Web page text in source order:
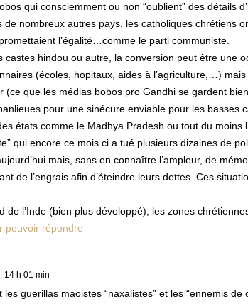
qui consciemment ou non “oublient” des détails
de nombreux autres pays, les catholiques chrétiens
l’égalité…comme le parti communiste.
castes hindou ou autre, la conversion peut être une
(écoles, hopitaux, aides à l’agriculture,…)
(ce que les médias bobos pro Gandhi se gardent
pour une sinécure enviable pour les basses
états comme le Madhya Pradesh ou tout du moins
qui encore ce mois ci a tué plusieurs dizaines de
mais, sans en connaître l’ampleur, de
de l’engrais afin d’éteindre leurs dettes. Ces
de l’Inde (bien plus développé), les zones
pouvoir répondre
14 h 01 min
guerillas maoistes “naxalistes” et les “ennemis